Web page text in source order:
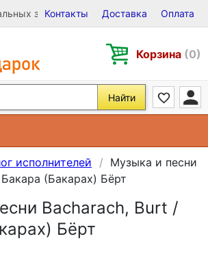
записей на Виниле, CD и DVD
Контакты Доставка Оплата
Корзина (0)
Найти
исполнителей
Музыка и песни
(Бакарах) Бёрт
Bacharach, Burt /
Бёрт